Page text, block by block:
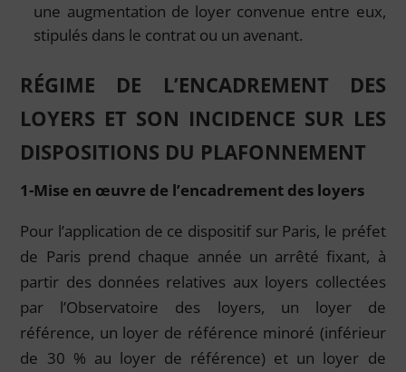
une augmentation de loyer convenue entre eux,
stipulés dans le contrat ou un avenant.
RÉGIME DE L’ENCADREMENT DES
LOYERS ET SON INCIDENCE SUR LES
DISPOSITIONS DU PLAFONNEMENT
1-Mise en œuvre de l’encadrement des loyers
Pour l’application de ce dispositif sur Paris, le préfet
de Paris prend chaque année un arrêté fixant, à
partir des données relatives aux loyers collectées
par l’Observatoire des loyers, un loyer de
référence, un loyer de référence minoré (inférieur
de 30 % au loyer de référence) et un loyer de